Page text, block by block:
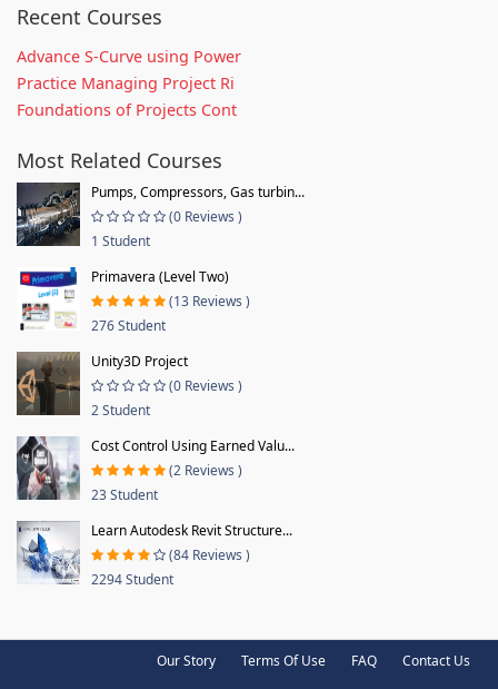
Recent Courses
Advance S-Curve using Power
Practice Managing Project Ri
Foundations of Projects Cont
Most Related Courses
Pumps, Compressors, Gas turbin...
(0 Reviews )
1 Student
Primavera (Level Two)
(13 Reviews )
276 Student
Unity3D Project
(0 Reviews )
2 Student
Cost Control Using Earned Valu...
(2 Reviews )
23 Student
Learn Autodesk Revit Structure...
(84 Reviews )
2294 Student
Our Story Terms Of Use FAQ Contact Us